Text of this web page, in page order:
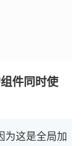
件同时使
为这是全局加